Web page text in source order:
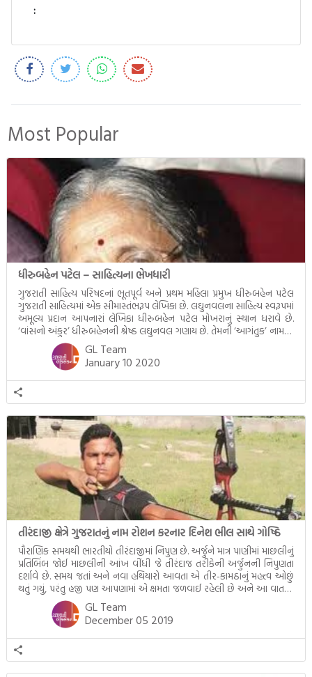
:
Most Popular
ધીરુબહેન પટેલ – સાહિત્યના ભેખધારી
ગુજરાતી સાહિત્ય પરિષદનાં ભૂતપૂર્વ અને પ્રથમ મહિલા પ્રમુખ ધીરુબહેન પટેલ
ગુજરાતી સાહિત્યમાં એક સીમાસ્તંભરૂપ લેખિકા છે. લઘુનવલના સાહિત્ય સ્વરૂપમાં
અમૂલ્ય પ્રદાન આપનારાં લેખિકા ધીરુબહેન પટેલ મોખરાનું સ્થાન ધરાવે છે.
‘વાંસનો અંકુર’ ધીરુબહેનની શ્રેષ્ઠ લઘુનવલ ગણાય છે. તેમની ‘આગંતુક’ નામની
સર્જનકૃતિ સમસ્યાનવલ છે. ધીરુબહેને નારી હૃદયના ‘વડવાનલ’, ‘હુતાશન’ અને
‘આંધળી ગલી’ જેવી કૃતિઓમાં જીવનની વ્યથાનું હૃદયદ્રાવક […]
GL Team
January 10 2020
તીરંદાજી ક્ષેત્રે ગુજરાતનું નામ રોશન કરનાર દિનેશ ભીલ સાથે ગોષ્ઠિ
પૌરાણિક સમયથી ભારતીયો તીરંદાજીમાં નિપુણ છે. અર્જુને માત્ર પાણીમાં માછલીનું
પ્રતિબિંબ જોઈ માછલીની આંખ વીંધી જે તીરંદાજ તરીકેની અર્જુનની નિપુણતા
દર્શાવે છે. સમય જતાં અને નવા હથિયારો આવતા એ તીર-કામઠાનું મહત્ત્વ ઓછું
થતું ગયું, પરંતુ હજી પણ આપણામાં એ ક્ષમતા જળવાઈ રહેલી છે અને આ વાતની
સાક્ષી પૂરે છે આપણા ગુજરાતના જાણીતા તીરંદાજ દિનેશભાઈ ભીલ. દક્ષિણ […]
GL Team
December 05 2019